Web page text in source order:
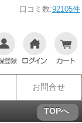
口コミ数:92105件
お問合せ
TOPへ